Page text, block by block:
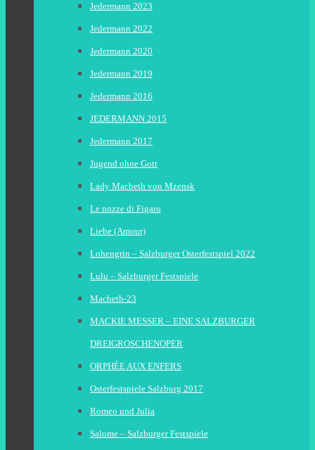
Jedermann 2023
Jedermann 2022
Jedermann 2020
Jedermann 2019
Jedermann 2016
JEDERMANN 2015
Jedermann 2017
Jugend ohne Gott
Lady Macbeth von Mzensk
Le nozze di Figaro
Liebe (Amour)
Lohengrin – Salzburger Osterfestspiel 2022
Lulu – Salzburger Festspiele
Macbeth-23
MACKIE MESSER – EINE SALZBURGER
DREIGROSCHENOPER
ORPHÉE AUX ENFERS
Osterfestspiele Salzburg 2017
Romeo und Julia
Salome – Salzburger Festspiele